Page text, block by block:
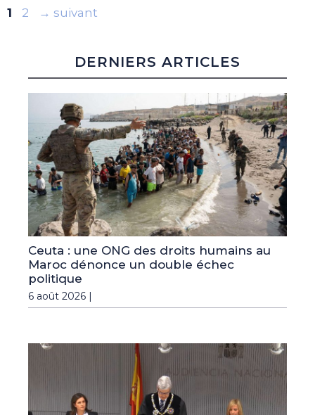
Page
1 Page
2 → suivant
DERNIERS ARTICLES
Ceuta : une ONG des droits humains au
Maroc dénonce un double échec
politique
6 août 2026 |